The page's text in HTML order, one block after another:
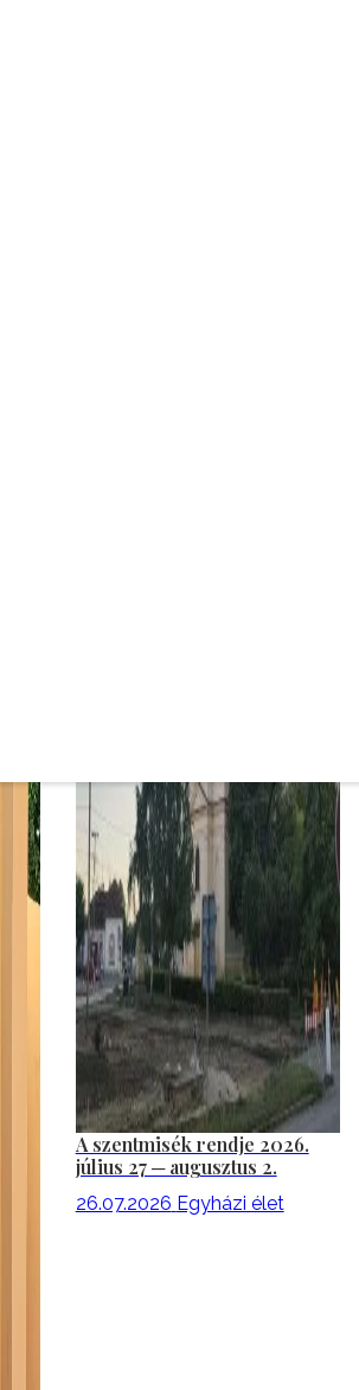
A szentmisék rendje 2026.
július 27 ─ augusztus 2.
26.07.2026 Egyházi élet